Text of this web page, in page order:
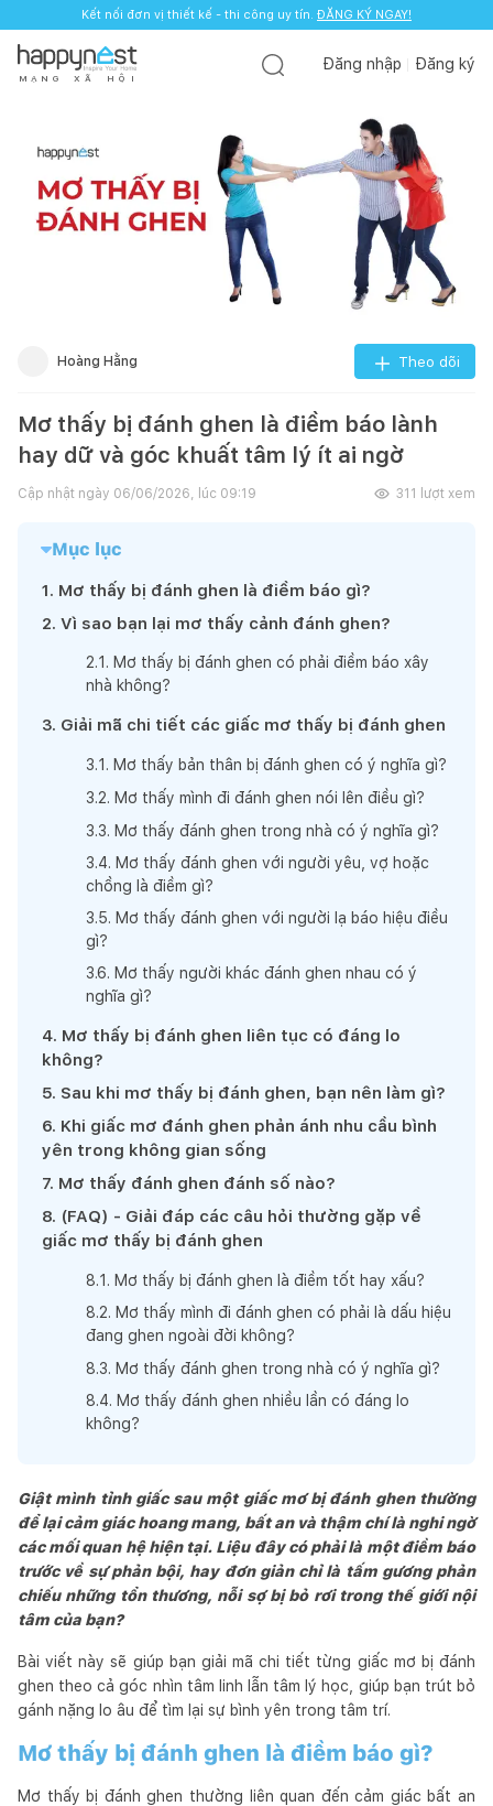
Kết nối đơn vị thiết kế - thi công uy tín. ĐĂNG KÝ NGAY!
M Ạ N G X Ã H Ộ I
Đăng nhập Đăng ký
Hoàng Hằng Theo dõi
Mơ thấy bị đánh ghen là điềm báo lành
hay dữ và góc khuất tâm lý ít ai ngờ
Cập nhật ngày 06/06/2026, lúc 09:19 311 lượt xem
Mục lục
1. Mơ thấy bị đánh ghen là điềm báo gì?
2. Vì sao bạn lại mơ thấy cảnh đánh ghen?
2.1 . Mơ thấy bị đánh ghen có phải điềm báo xây
nhà không?
3. Giải mã chi tiết các giấc mơ thấy bị đánh ghen
3.1 . Mơ thấy bản thân bị đánh ghen có ý nghĩa gì?
3.2. Mơ thấy mình đi đánh ghen nói lên điều gì?
3.3. Mơ thấy đánh ghen trong nhà có ý nghĩa gì?
3.4. Mơ thấy đánh ghen với người yêu, vợ hoặc
chồng là điềm gì?
3.5. Mơ thấy đánh ghen với người lạ báo hiệu điều
gì?
3.6. Mơ thấy người khác đánh ghen nhau có ý
nghĩa gì?
4. Mơ thấy bị đánh ghen liên tục có đáng lo
không?
5. Sau khi mơ thấy bị đánh ghen, bạn nên làm gì?
6. Khi giấc mơ đánh ghen phản ánh nhu cầu bình
yên trong không gian sống
7. Mơ thấy đánh ghen đánh số nào?
8. (FAQ) - Giải đáp các câu hỏi thường gặp về
giấc mơ thấy bị đánh ghen
8.1 . Mơ thấy bị đánh ghen là điềm tốt hay xấu?
8.2. Mơ thấy mình đi đánh ghen có phải là dấu hiệu
đang ghen ngoài đời không?
8.3. Mơ thấy đánh ghen trong nhà có ý nghĩa gì?
8.4. Mơ thấy đánh ghen nhiều lần có đáng lo
không?
Giật mình tỉnh giấc sau một giấc mơ bị đánh ghen thường
để lại cảm giác hoang mang, bất an và thậm chí là nghi ngờ
các mối quan hệ hiện tại. Liệu đây có phải là một điềm báo
trước về sự phản bội, hay đơn giản chỉ là tấm gương phản
chiếu những tổn thương, nỗi sợ bị bỏ rơi trong thế giới nội
tâm của bạn?
Bài viết này sẽ giúp bạn giải mã chi tiết từng giấc mơ bị đánh
ghen theo cả góc nhìn tâm linh lẫn tâm lý học, giúp bạn trút bỏ
gánh nặng lo âu để tìm lại sự bình yên trong tâm trí.
Mơ thấy bị đánh ghen là điềm báo gì?
Mơ thấy bị đánh ghen thường liên quan đến cảm giác bất an